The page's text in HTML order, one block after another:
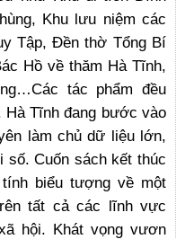
Khu lưu niệm các
Tập, Đền thờ Tổng Bí
Hồ về thăm Hà Tĩnh,
tác phẩm đều
Tĩnh đang bước vào
làm chủ dữ liệu lớn,
số. Cuốn sách kết thúc
biểu tượng về một
tất cả các lĩnh vực
hội. Khát vọng vươn